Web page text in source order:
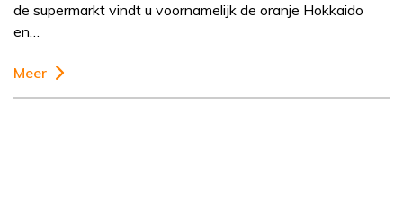
de supermarkt vindt u voornamelijk de oranje Hokkaido
en…
Meer